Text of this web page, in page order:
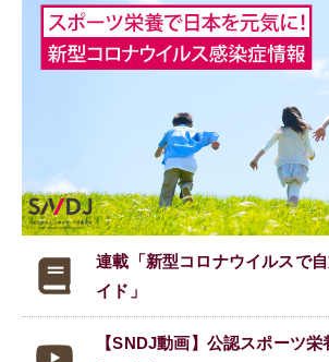
連載「新型コロナウイルスで
イド」
【SNDJ動画】公認スポーツ